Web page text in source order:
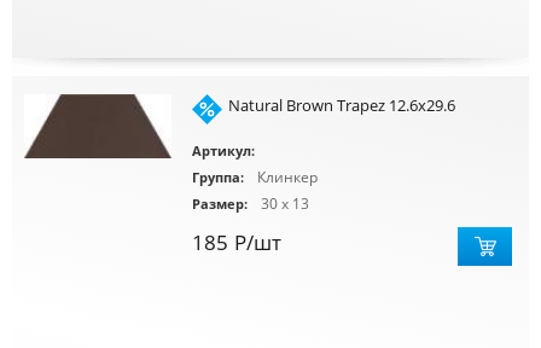
Natural Brown Trapez 12.6x29.6
Артикул:
Группа:
Клинкер
Размер: 30 x 13
185 Р/шт